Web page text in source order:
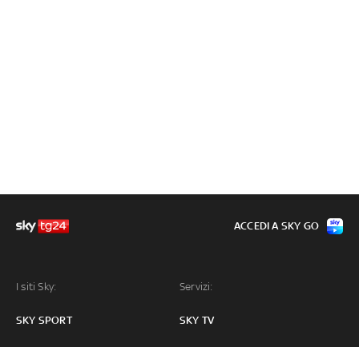
I siti Sky:
SKY SPORT
Servizi:
SKY TV
ACCEDI A SKY GO